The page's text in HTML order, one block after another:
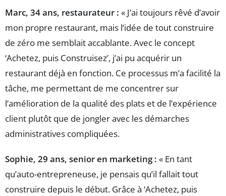
Marc, 34 ans, restaurateur : « J’ai toujours rêvé d’avoir
mon propre restaurant, mais l’idée de tout construire
de zéro me semblait accablante. Avec le concept
‘Achetez, puis Construisez’, j’ai pu acquérir un
restaurant déjà en fonction. Ce processus m’a facilité la
tâche, me permettant de me concentrer sur
l’amélioration de la qualité des plats et de l’expérience
client plutôt que de jongler avec les démarches
administratives compliquées.
Sophie, 29 ans, senior en marketing : « En tant
qu’auto-entrepreneuse, je pensais qu’il fallait tout
construire depuis le début. Grâce à ‘Achetez, puis